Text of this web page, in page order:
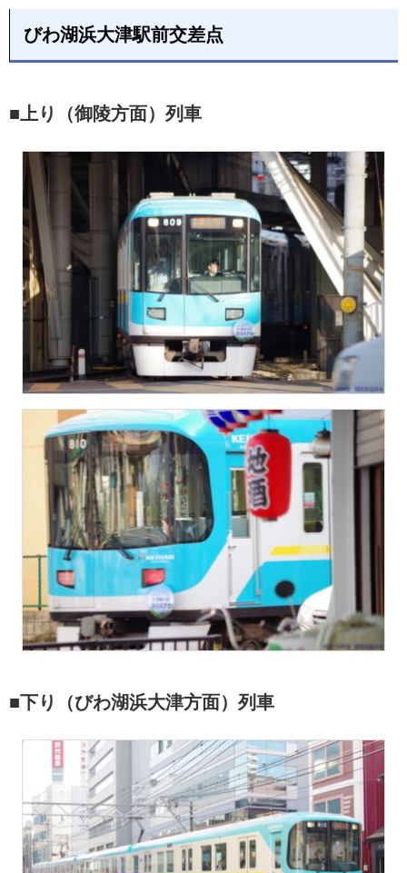
びわ湖浜大津駅前交差点
■上り（御陵方面）列車
■下り（びわ湖浜大津方面）列車